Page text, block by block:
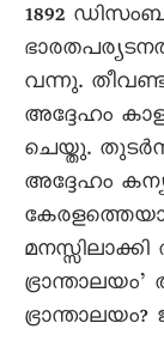
1892
വന്നു.
അദ്ദേഹം
ചെയ്തു.
അദ്ദേഹം